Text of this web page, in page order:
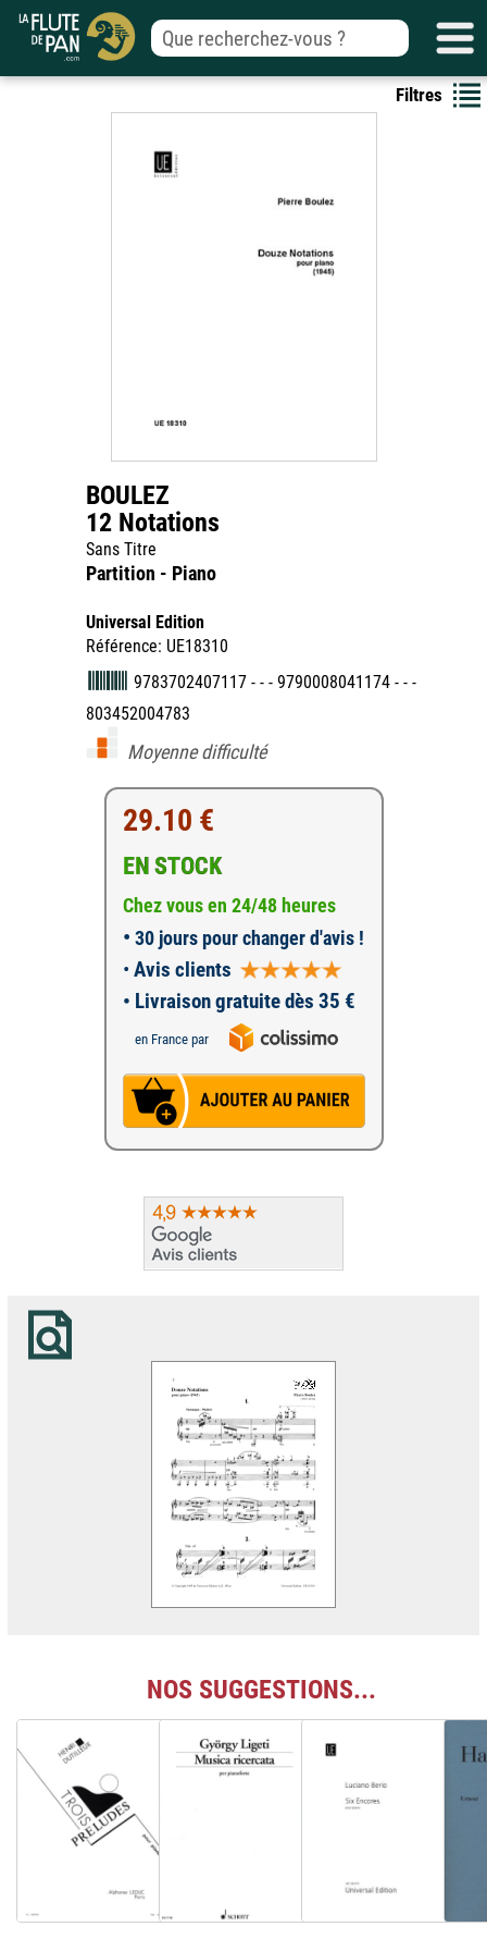
Filtres
BOULEZ
12 Notations
Sans Titre
Partition - Piano
Universal Edition
Référence: UE18310
9783702407117 - - - 9790008041174 - - -
803452004783
Moyenne difficulté
29.10 €
EN STOCK
Chez vous en 24/48 heures
• 30 jours pour changer d'avis !
• Avis clients
• Livraison gratuite dès 35 €
en France par
NOS SUGGESTIONS...